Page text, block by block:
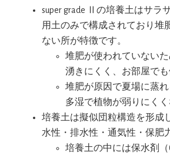
super grade Ⅱの培養土はサラ
用土のみで構成されており堆
ない所が特徴です。
堆肥が使われていない
湧きにくく、お部屋でも
堆肥が原因で夏場に蒸れ
多湿で植物が弱りにくく
培養土は擬似団粒構造を形成
水性・排水性・通気性・保肥
培養土の中には保水剤（